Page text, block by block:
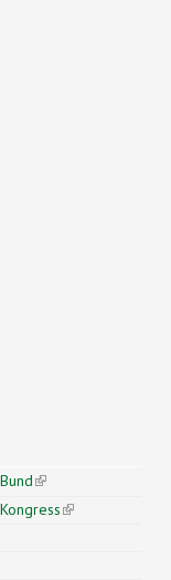
is external)
(link is
external)
(link is